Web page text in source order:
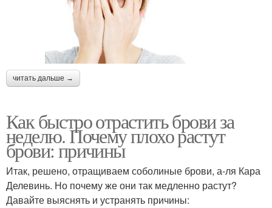
читать дальше →
Как быстро отрастить брови за
неделю. Почему плохо растут
брови: причины
Итак, решено, отращиваем соболиные брови, а-ля Кара
Делевинь. Но почему же они так медленно растут?
Давайте выяснять и устранять причины: